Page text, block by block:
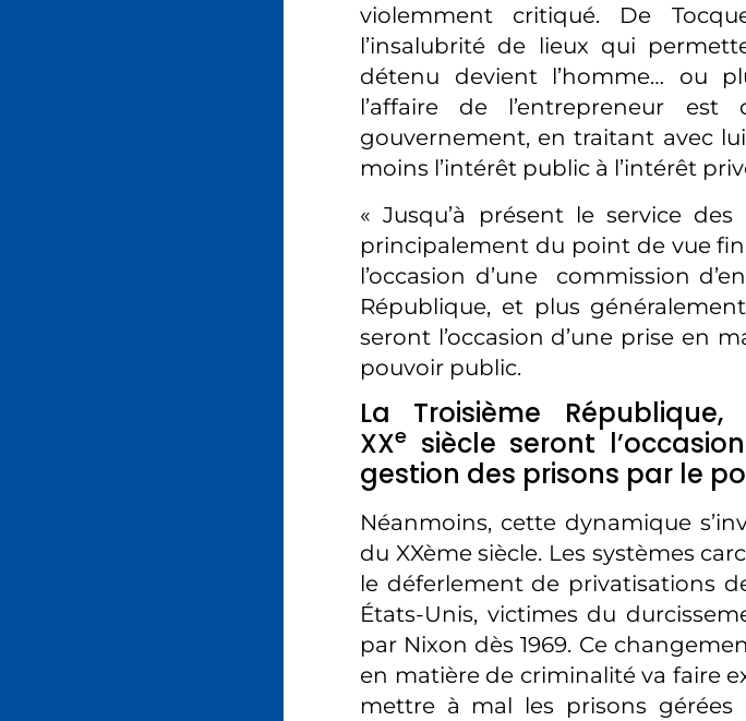
violemment critiqué. De
l’insalubrité de lieux qui
détenu devient l’homme… ou
l’affaire de l’entrepreneur
gouvernement, en traitant avec
moins l’intérêt public à l’intérêt
« Jusqu’à présent le service
principalement du point de vue
l’occasion d’une commission
République, et plus
seront l’occasion d’une prise en
pouvoir public.
La Troisième
XXe siècle seront
gestion des prisons par le
Néanmoins, cette dynamique
du XXème siècle. Les systèmes
le déferlement de privatisations
États-Unis, victimes du
par Nixon dès 1969. Ce
en matière de criminalité va faire
mettre à mal les prisons